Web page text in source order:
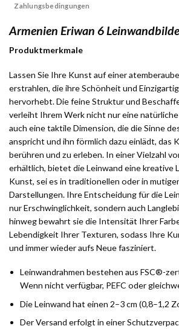
Zahlungsbedingungen
Armenien Eriwan 6
Produktmerkmale
Lassen Sie Ihre Kunst auf einer
erstrahlen, die ihre Schönheit und
hervorhebt. Die feine Struktur und
verleiht Ihrem Werk nicht nur eine
auch eine taktile Dimension, die die Sinne
anspricht und ihn förmlich dazu einlädt, das
berühren und zu erleben. In einer Vielzahl
erhältlich, bietet die Leinwand eine kreative
Kunst, sei es in traditionellen oder in
Darstellungen. Ihre Entscheidung für die
nur Erschwinglichkeit, sondern auch
hinweg bewahrt sie die Intensität Ihrer
Lebendigkeit Ihrer Texturen, sodass Ihre
und immer wieder aufs Neue fasziniert.
Leinwandrahmen bestehen aus FSC®-
Wenn nicht verfügbar, PEFC oder
Die Leinwand hat einen 2–3 cm (0,8–1,2
Der Versand erfolgt in einer